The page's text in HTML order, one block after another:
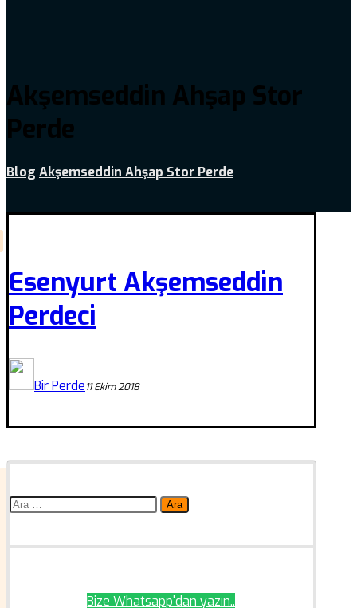
Akşemseddin Ahşap Stor
Perde
Blog Akşemseddin Ahşap Stor Perde
Esenyurt Akşemseddin
Perdeci
Bir Perde11 Ekim 2018
Arama:
Bize Whatsapp'dan yazın..